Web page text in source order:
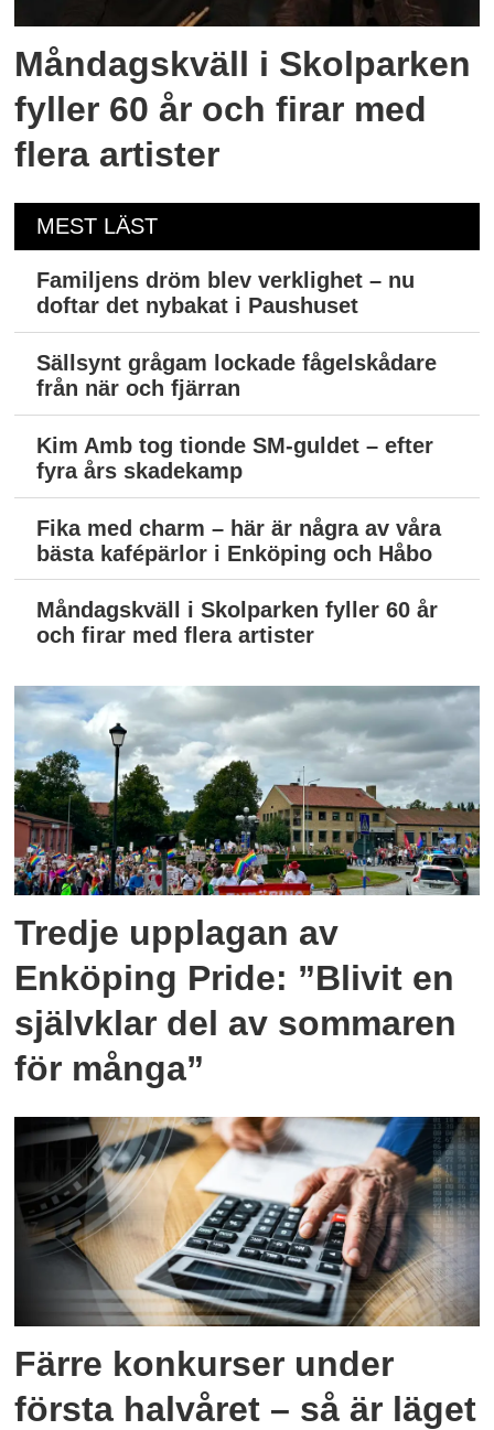
Måndagskväll i Skolparken
fyller 60 år och firar med
flera artister
MEST LÄST
Familjens dröm blev verklighet – nu
doftar det nybakat i Paushuset
Sällsynt grågam lockade fågelskådare
från när och fjärran
Kim Amb tog tionde SM-guldet – efter
fyra års skadekamp
Fika med charm – här är några av våra
bästa kafépärlor i Enköping och Håbo
Måndagskväll i Skolparken fyller 60 år
och firar med flera artister
Tredje upplagan av
Enköping Pride: ”Blivit en
självklar del av sommaren
för många”
Färre konkurser under
första halvåret – så är läget